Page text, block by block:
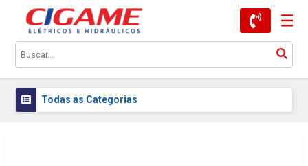
Todas as Categorias